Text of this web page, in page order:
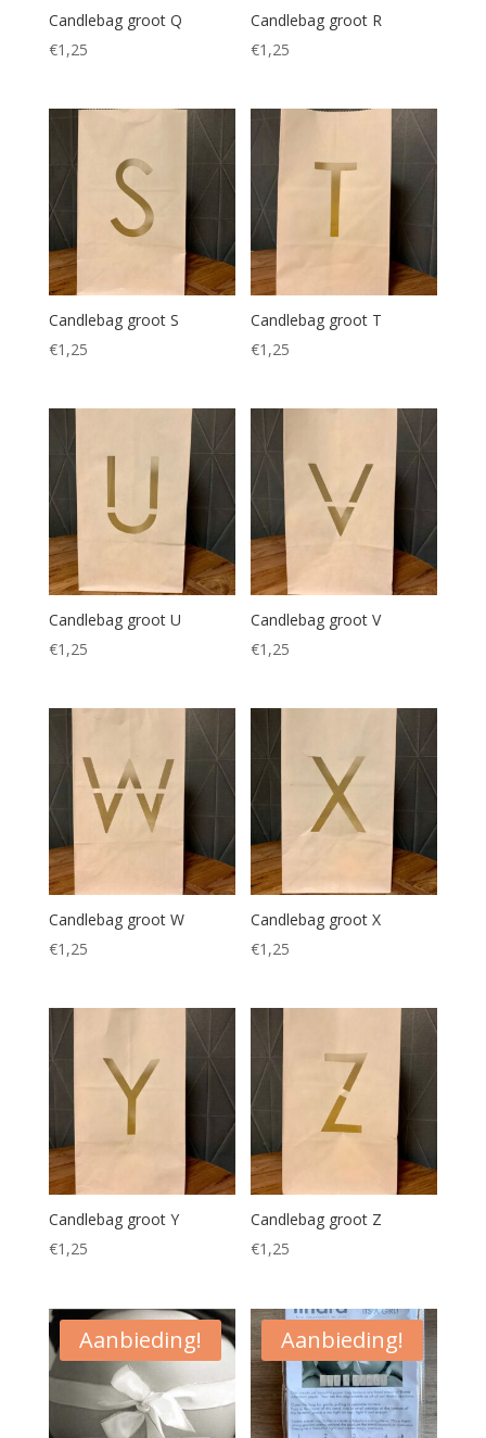
Candlebag groot Q
€1,25
Candlebag groot R
€1,25
Candlebag groot S
€1,25
Candlebag groot T
€1,25
Candlebag groot U
€1,25
Candlebag groot V
€1,25
Candlebag groot W
€1,25
Candlebag groot X
€1,25
Candlebag groot Y
€1,25
Candlebag groot Z
€1,25
Aanbieding! Aanbieding!